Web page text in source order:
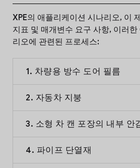
XPE의 애플리케이션 시나리오, 이
지표 및 매개변수 요구 사항, 이러
리오에 관련된 프로세스:
1. 차량용 방수 도어 필름
2. 자동차 지붕
3. 소형 차 캔 포장의 내부 안
4. 파이프 단열재